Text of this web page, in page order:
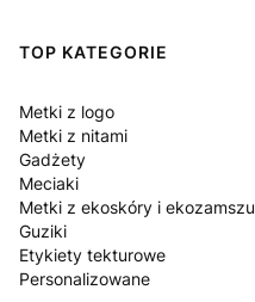
Linki w stopce
TOP KATEGORIE
Metki z logo
Metki z nitami
Gadżety
Meciaki
Metki z ekoskóry i ekozamszu
Guziki
Etykiety tekturowe
Personalizowane